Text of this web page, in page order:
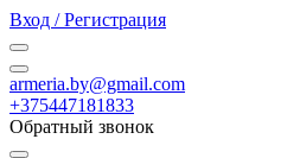
Вход / Регистрация
armeria.by@gmail.com
+375447181833
Обратный звонок